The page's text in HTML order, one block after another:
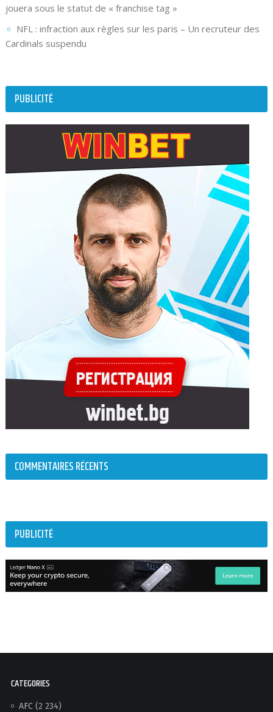
jouera sous le statut de « franchise tag »
NFL : infraction aux règles sur les paris – Un recruteur des
Cardinals suspendu
PUBLICITÉ
COMMENTAIRES RÉCENTS
PUBLICITÉ
CATEGORIES
AFC(2 234)